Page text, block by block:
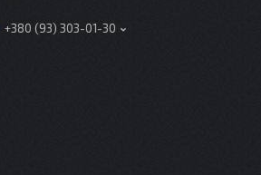
+380 (93) 303-01-30